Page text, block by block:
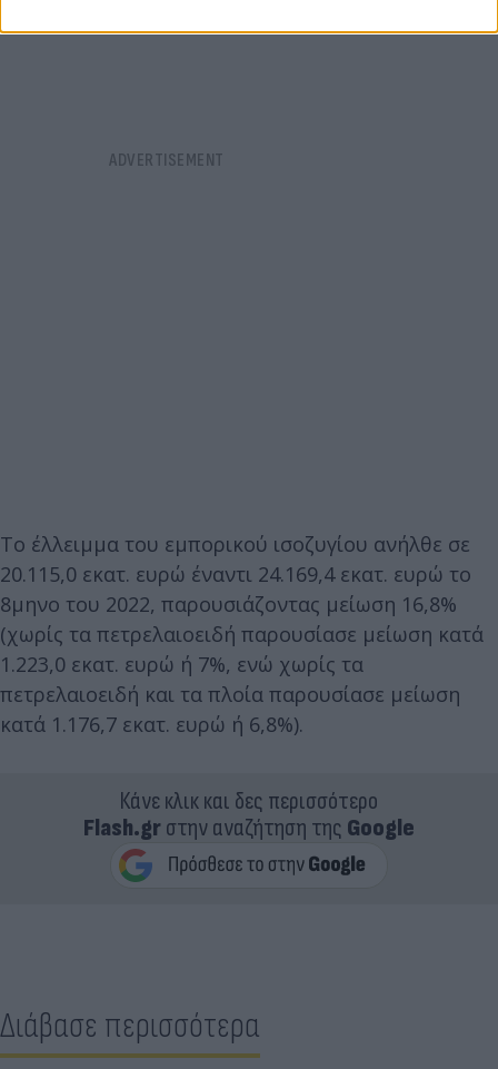
Το έλλειμμα του εμπορικού ισοζυγίου ανήλθε σε
20.115,0 εκατ. ευρώ έναντι 24.169,4 εκατ. ευρώ το
8μηνο του 2022, παρουσιάζοντας μείωση 16,8%
(χωρίς τα πετρελαιοειδή παρουσίασε μείωση κατά
1.223,0 εκατ. ευρώ ή 7%, ενώ χωρίς τα
πετρελαιοειδή και τα πλοία παρουσίασε μείωση
κατά 1.176,7 εκατ. ευρώ ή 6,8%).
Κάνε κλικ και δες περισσότερο
Flash.grστην αναζήτηση της Google
Διάβασε περισσότερα